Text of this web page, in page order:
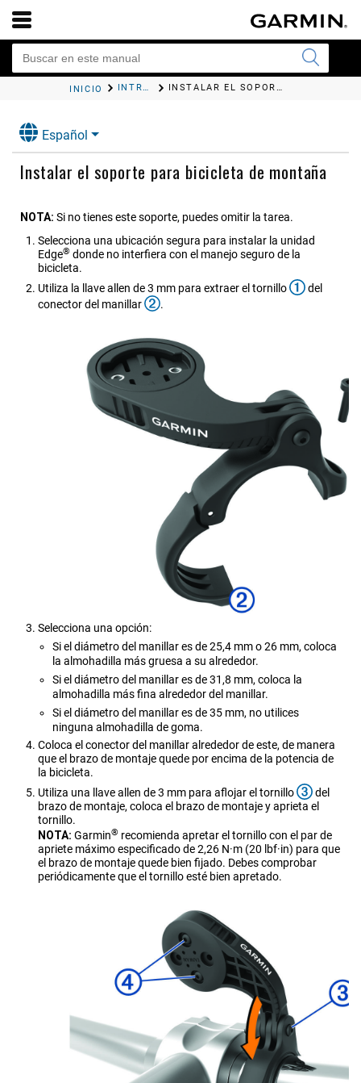
INICIO INTRODUCCIÓN INSTALAR EL SOPORTE PARA BICICLETA DE MONTAÑA
Español
Instalar el soporte para bicicleta de montaña
NOTA: Si no tienes este soporte, puedes omitir la tarea.
Selecciona una ubicación segura para instalar la unidad
Edge® donde no interfiera con el manejo seguro de la
bicicleta.
Utiliza la llave allen de 3 mm para extraer el tornillo
del
conector del manillar
.
Selecciona una opción:
Si el diámetro del manillar es de 25,4 mm o 26 mm, coloca
la almohadilla más gruesa a su alrededor.
Si el diámetro del manillar es de 31,8 mm, coloca la
almohadilla más fina alrededor del manillar.
Si el diámetro del manillar es de 35 mm, no utilices
ninguna almohadilla de goma.
Coloca el conector del manillar alrededor de este, de manera
que el brazo de montaje quede por encima de la potencia de
la bicicleta.
Utiliza una llave allen de 3 mm para aflojar el tornillo
del
brazo de montaje, coloca el brazo de montaje y aprieta el
tornillo.
NOTA: Garmin® recomienda apretar el tornillo con el par de
apriete máximo especificado de 2,26 N·m (20 lbf·in) para que
el brazo de montaje quede bien fijado. Debes comprobar
periódicamente que el tornillo esté bien apretado.